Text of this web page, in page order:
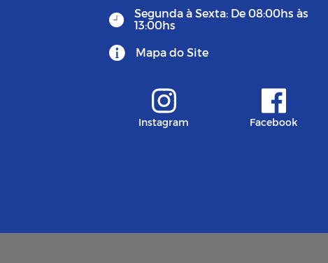
Segunda à Sexta: De 08:00hs às
13:00hs
Mapa do Site
Instagram Facebook